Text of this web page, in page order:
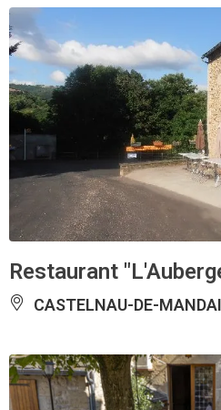
Restaurant
CASTELNAU-DE-